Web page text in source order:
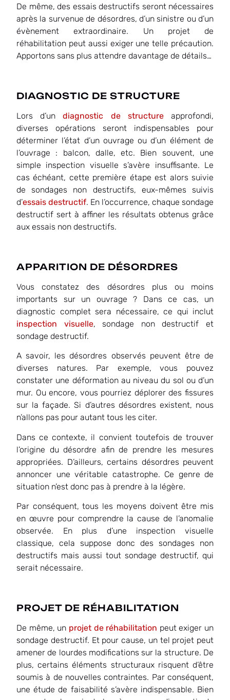
De même, des essais destructifs seront nécessaires
après la survenue de désordres, d’un sinistre ou d’un
évènement extraordinaire. Un projet de
réhabilitation peut aussi exiger une telle précaution.
Apportons sans plus attendre davantage de détails…
DIAGNOSTIC DE STRUCTURE
Lors d’undiagnostic de structureapprofondi,
diverses opérations seront indispensables pour
déterminer l’état d’un ouvrage ou d’un élément de
l’ouvrage : balcon, dalle, etc. Bien souvent, une
simple inspection visuelle s’avère insuffisante. Le
cas échéant, cette première étape est alors suivie
de sondages non destructifs, eux-mêmes suivis
d’essais destructif. En l’occurrence, chaque sondage
destructif sert à affiner les résultats obtenus grâce
aux essais non destructifs.
APPARITION DE DÉSORDRES
Vous constatez des désordres plus ou moins
importants sur un ouvrage ? Dans ce cas, un
diagnostic complet sera nécessaire, ce qui inclut
inspection visuelle, sondage non destructif et
sondage destructif.
A savoir, les désordres observés peuvent être de
diverses natures. Par exemple, vous pouvez
constater une déformation au niveau du sol ou d’un
mur. Ou encore, vous pourriez déplorer des fissures
sur la façade. Si d’autres désordres existent, nous
n’allons pas pour autant tous les citer.
Dans ce contexte, il convient toutefois de trouver
l’origine du désordre afin de prendre les mesures
appropriées. D’ailleurs, certains désordres peuvent
annoncer une véritable catastrophe. Ce genre de
situation n’est donc pas à prendre à la légère.
Par conséquent, tous les moyens doivent être mis
en œuvre pour comprendre la cause de l’anomalie
observée. En plus d’une inspection visuelle
classique, cela suppose donc des sondages non
destructifs mais aussi tout sondage destructif, qui
serait nécessaire.
PROJET DE RÉHABILITATION
De même, un projet de réhabilitation peut exiger un
sondage destructif. Et pour cause, un tel projet peut
amener de lourdes modifications sur la structure. De
plus, certains éléments structuraux risquent d’être
soumis à de nouvelles contraintes. Par conséquent,
une étude de faisabilité s’avère indispensable. Bien